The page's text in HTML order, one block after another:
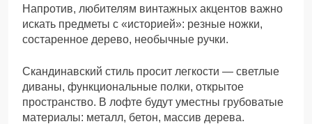
Напротив, любителям винтажных акцентов важно
искать предметы с «историей»: резные ножки,
состаренное дерево, необычные ручки.
Скандинавский стиль просит легкости — светлые
диваны, функциональные полки, открытое
пространство. В лофте будут уместны грубоватые
материалы: металл, бетон, массив дерева.